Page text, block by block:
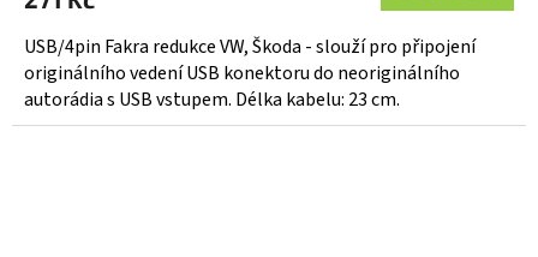
je
5,0
z
5
hvězdiček.
USB/4pin Fakra redukce VW, Škoda - slouží pro připojení
originálního vedení USB konektoru do neoriginálního
autorádia s USB vstupem. Délka kabelu: 23 cm.